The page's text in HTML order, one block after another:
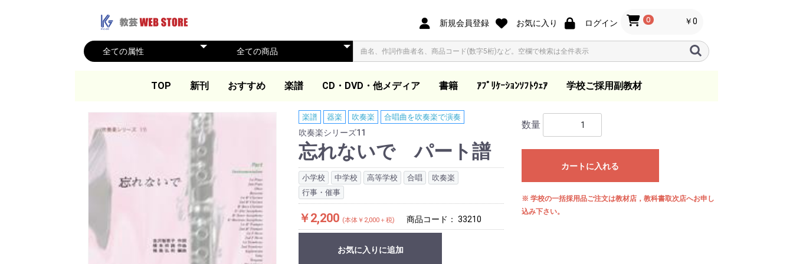
新規会員登録 お気に入り ログイン 0 ￥0
TOP 新刊 おすすめ 楽譜
オリジナル合唱ピース 同声合唱
混声合唱
女声合唱
合唱ピース 同声合唱
混声合唱
女声合唱
ア カペラ
合唱曲集 同声合唱
混声合唱
女声合唱
同声・女声合唱
混声・女声合唱
男声合唱
作曲家作品集
合唱劇・組曲
組曲
歌集・伴奏集 歌集
伴奏集
歌曲集・作品集
歌曲集
声楽教本 教本
独唱
ピアノ教本・曲集
器楽
木管・金管・打楽器ア
器楽アンサンブル曲集
吹奏楽
管弦楽スコア
教本
合唱曲を吹奏楽で演奏
合唱曲を吹奏楽で演奏
独奏
ダウンロード楽譜
（@ELISE）
大学教本 ピアノ教本
声楽教本
CD・DVD・他メディア
教芸発行歌集・曲集準
拠CD
合唱パート練習用CD
映像ソフト DVD/BD
他
視聴覚教材
参考教材
ダウンロード商品(外
部サイト)
書籍
音楽史・鑑賞・通論
指導資料 指導要領
音楽教育
歌唱・合唱・バンド指
総合学習
日本の音楽
一般
指導資料
大学教本 教育法
器楽 教本
ワークブック・五線ノ
電子書籍
ｱﾌﾟﾘｹｰｼｮﾝｿﾌﾄｳｪｱ
.ktkファイル
学校ご採用副教材
小学校
中学校
高等学校
楽譜 器楽 吹奏楽 合唱曲を吹奏楽で演奏
吹奏楽シリーズ11
忘れないで パート譜
小学校 中学校 高等学校 合唱
吹奏楽
行事・催事
￥2,200 (本体￥2,000＋税) 商品コード：33210
お気に入りに追加
数量
カートに入れる
※ 学校の一括採用品ご注文は教材店，教科書取次店へお申し
込み下さい。